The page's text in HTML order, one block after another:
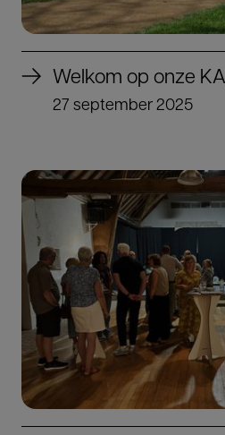
Welkom op onze
27 september 2025